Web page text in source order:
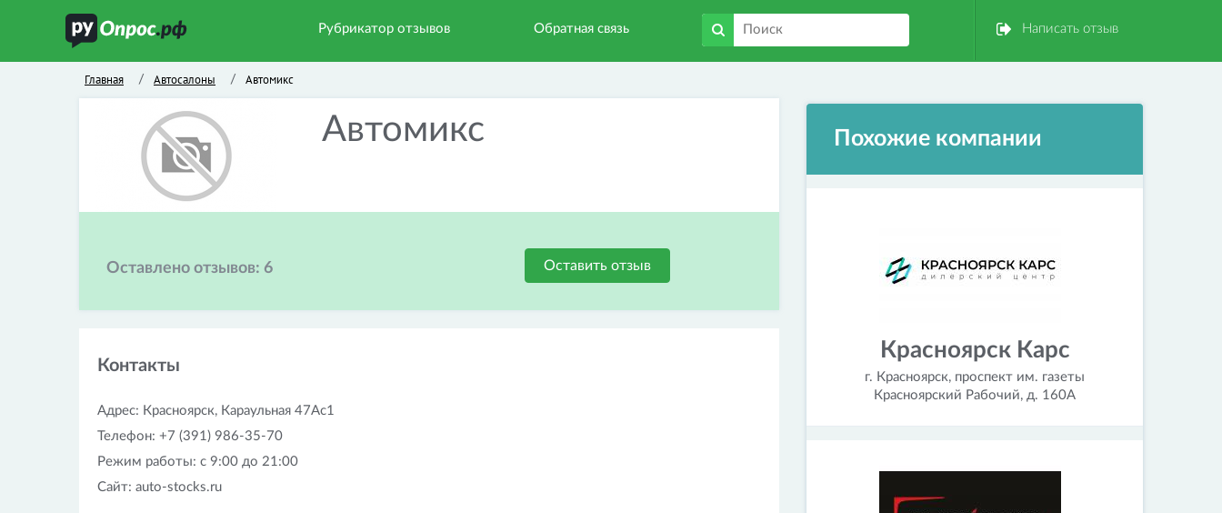
Рубрикатор отзывов Обратная связь Написать отзыв
Главная / Автосалоны / Автомикс
Автомикс
Оставлено отзывов: 6 Оставить отзыв
Контакты
Адрес: Красноярск, Караульная 47Ас1
Телефон: +7 (391) 986-35-70
Режим работы: с 9:00 до 21:00
Сайт: auto-stocks.ru
Похожие компании
Красноярск Карс
г. Красноярск, проспект им. газеты
Красноярский Рабочий, д. 160А